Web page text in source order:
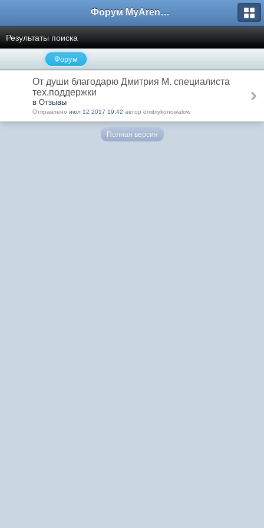
Форум MyArena.ru
Результаты поиска
Форум
От души благодарю Дмитрия М. специалиста
тех.поддержки
в Отзывы
Отправлено июл 12 2017 19:42 автор dmitriykonowalow
Полная версия